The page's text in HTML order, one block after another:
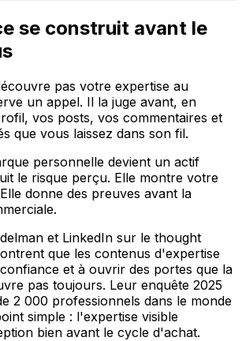
se construit avant le
pas votre expertise au
un appel. Il la juge avant, en
vos posts, vos commentaires et
que vous laissez dans son fil.
personnelle devient un actif
le risque perçu. Elle montre votre
donne des preuves avant la
et LinkedIn sur le thought
que les contenus d'expertise
et à ouvrir des portes que la
pas toujours. Leur enquête 2025
2 000 professionnels dans le monde
simple : l'expertise visible
bien avant le cycle d'achat.